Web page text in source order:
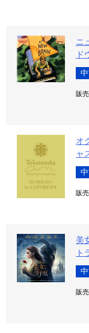
ニ
ド
販
オ
ャ
販
美
ト
販